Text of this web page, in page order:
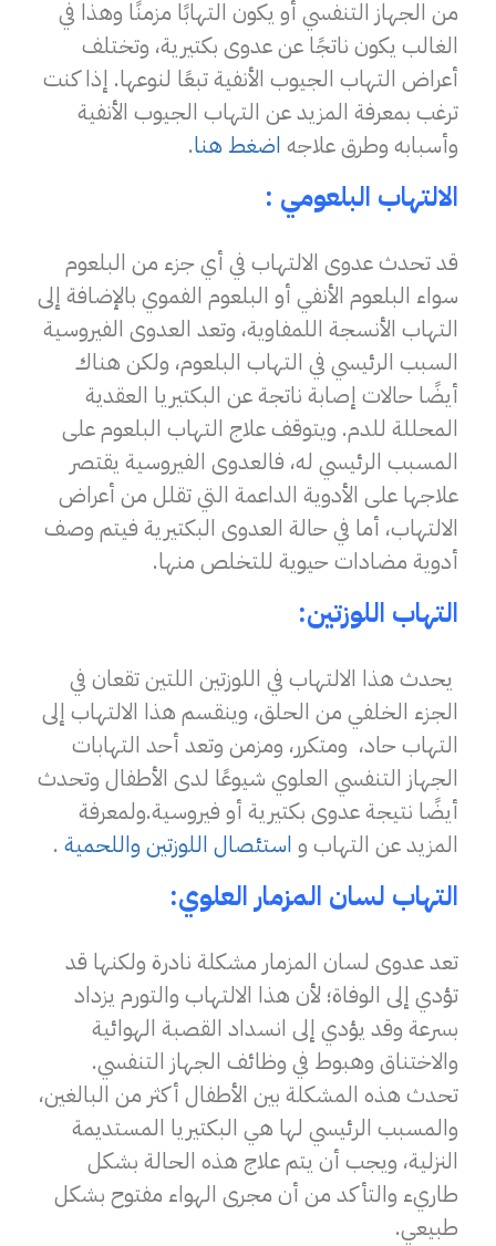
من الجهاز التنفسي أو يكون التهابًا مزمنًا وهذا في
الغالب يكون ناتجًا عن عدوى بكتيرية، وتختلف
أعراض التهاب الجيوب الأنفية تبعًا لنوعها. إذا كنت
ترغب بمعرفة المزيد عن التهاب الجيوب الأنفية
وأسبابه وطرق علاجه اضغط هنا.
الالتهاب البلعومي :
قد تحدث عدوى الالتهاب في أي جزء من البلعوم
سواء البلعوم الأنفي أو البلعوم الفموي بالإضافة إلى
التهاب الأنسجة اللمفاوية، وتعد العدوى الفيروسية
السبب الرئيسي في التهاب البلعوم، ولكن هناك
أيضًا حالات إصابة ناتجة عن البكتيريا العقدية
المحللة للدم. ويتوقف علاج التهاب البلعوم على
المسبب الرئيسي له، فالعدوى الفيروسية يقتصر
علاجها على الأدوية الداعمة التي تقلل من أعراض
الالتهاب، أما في حالة العدوى البكتيرية فيتم وصف
أدوية مضادات حيوية للتخلص منها.
التهاب اللوزتين:
يحدث هذا الالتهاب في اللوزتين اللتين تقعان في
الجزء الخلفي من الحلق، وينقسم هذا الالتهاب إلى
التهاب حاد، ومتكرر، ومزمن وتعد أحد التهابات
الجهاز التنفسي العلوي شيوعًا لدى الأطفال وتحدث
أيضًا نتيجة عدوى بكتيرية أو فيروسية.ولمعرفة
المزيد عن التهاب و استئصال اللوزتين واللحمية .
التهاب لسان المزمار العلوي:
تعد عدوى لسان المزمار مشكلة نادرة ولكنها قد
تؤدي إلى الوفاة؛ لأن هذا الالتهاب والتورم يزداد
بسرعة وقد يؤدي إلى انسداد القصبة الهوائية
والاختناق وهبوط في وظائف الجهاز التنفسي.
تحدث هذه المشكلة بين الأطفال أكثر من البالغين،
والمسبب الرئيسي لها هي البكتيريا المستديمة
النزلية، ويجب أن يتم علاج هذه الحالة بشكل
طاريء والتأكد من أن مجرى الهواء مفتوح بشكل
طبيعي.